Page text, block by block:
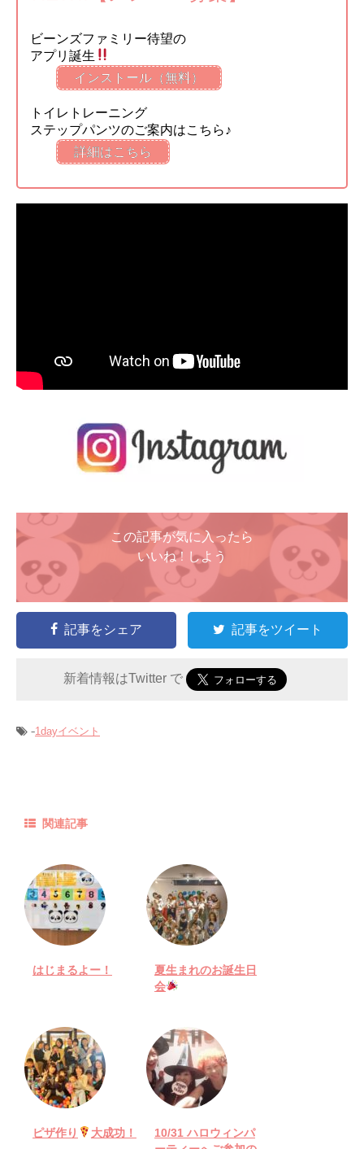
ビーンズファミリー待望の
アプリ誕生
インストール（無料）
トイレトレーニング
ステップパンツのご案内はこちら♪
詳細はこちら
この記事が気に入ったら
いいね ! しよう
記事をシェア 記事をツイート
新着情報はTwitter で
-1dayイベント
関連記事
はじまるよー！
夏生まれのお誕生日
会
ピザ作り 大成功！
10/31 ハロウィンパ